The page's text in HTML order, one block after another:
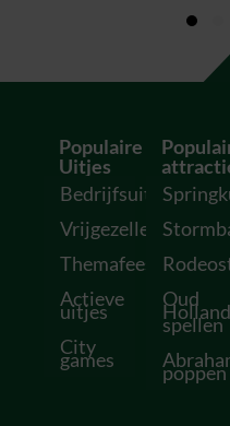
Populaire
Uitjes
Bedrijfsuitjes
Vrijgezellenfeesten
Themafeesten
Actieve
uitjes
City
games
Oud
spellen
poppen